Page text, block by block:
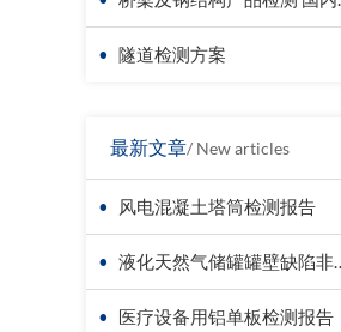
• 隧道检测方案
最新文章/ New articles
• 风电混凝土塔筒检测报告
• 液化天然气储罐罐壁缺陷非接触检测-无人机检测
• 医疗设备用铝单板检测报告